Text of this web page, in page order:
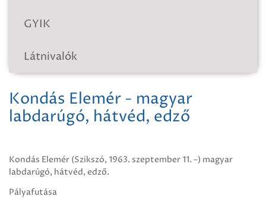
GYIK
Látnivalók
Kondás Elemér - magyar
labdarúgó, hátvéd, edző
Kondás Elemér (Szikszó, 1963. szeptember 11. –) magyar
labdarúgó, hátvéd, edző.
Pályafutása